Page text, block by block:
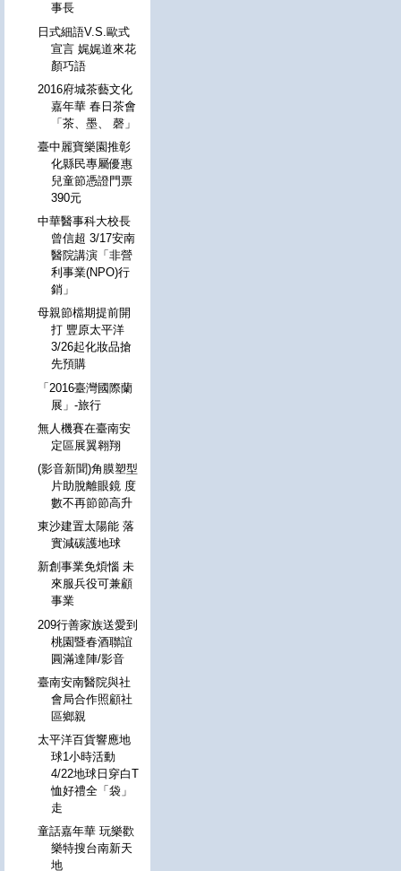
事長
日式細語V.S.歐式
宣言 娓娓道來花
顏巧語
2016府城茶藝文化
嘉年華 春日茶會
「茶、墨、 磬」
臺中麗寶樂園推彰
化縣民專屬優惠
兒童節憑證門票
390元
中華醫事科大校長
曾信超 3/17安南
醫院講演「非營
利事業(NPO)行
銷」
母親節檔期提前開
打 豐原太平洋
3/26起化妝品搶
先預購
「2016臺灣國際蘭
展」-旅行
無人機賽在臺南安
定區展翼翱翔
(影音新聞)角膜塑型
片助脫離眼鏡 度
數不再節節高升
東沙建置太陽能 落
實減碳護地球
新創事業免煩惱 未
來服兵役可兼顧
事業
209行善家族送愛到
桃園暨春酒聯誼
圓滿達陣/影音
臺南安南醫院與社
會局合作照顧社
區鄉親
太平洋百貨響應地
球1小時活動
4/22地球日穿白T
恤好禮全「袋」
走
童話嘉年華 玩樂歡
樂特搜台南新天
地